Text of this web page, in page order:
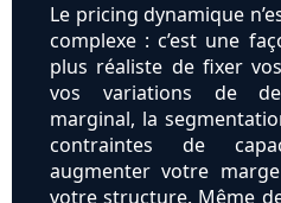
Le pricing dynamique
complexe : c’est une
plus réaliste de fixer
vos variations de
marginal, la
contraintes de
augmenter votre
votre structure. Même